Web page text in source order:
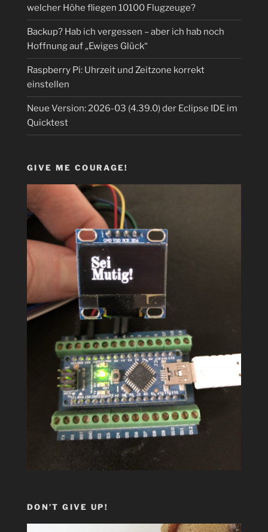
welcher Höhe fliegen 10100 Flugzeuge?
Backup? Hab ich vergessen – aber ich hab noch
Hoffnung auf „Ewiges Glück“
Raspberry Pi: Uhrzeit und Zeitzone korrekt
einstellen
Neue Version: 2026-03 (4.39.0) der Eclipse IDE im
Quicktest
GIVE ME COURAGE!
DON’T GIVE UP!